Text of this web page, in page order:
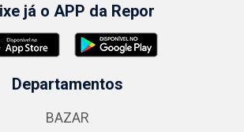
já o APP da Repor
Departamentos
BAZAR